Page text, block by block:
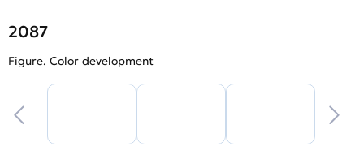
2087
Figure. Color development